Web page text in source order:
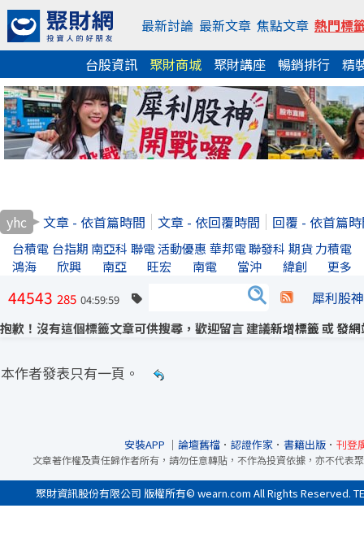
最新討論 最新文章 焦點文章 熱門標
台股資訊
聚財商城 聚財講座 暢銷排行 精
yhc 文章 - 依首篇時間 文章 - 依回覆時間 回覆 - 依首篇
台積電 台指期 南亞科 聯電活動優惠 華邦電聯發科 期貨 力積電
鴻海
欣興 南亞 旺宏 南電 當沖 緯創 更多
44543 285 04:59:59 犀利股
抱歉！沒有這個標籤文章可供搜尋，歡迎留言 建議新增標籤或發網
本作者發表只有一頁。
安裝APP ｜ 論壇舊檔． 認證作家． 書籍出版． 刊登
文章著作權及責任歸作者所有，請勿任意轉貼，不作為投資依據，亦不代
聚財資訊股份有限公司 版權所有© wearn.com All Rights Reserved.